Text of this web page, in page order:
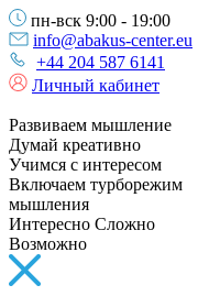
пн-вск 9:00 - 19:00
info@abakus-center.eu
+44 204 587 6141
Личный кабинет
Развиваем мышление
Думай креативно
Учимся с интересом
Включаем турборежим
мышления
Интересно Сложно
Возможно